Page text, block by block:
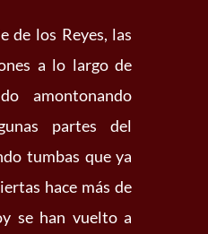
de los Reyes, las
a lo largo de
amontonando
partes del
tumbas que ya
hace más de
se han vuelto a